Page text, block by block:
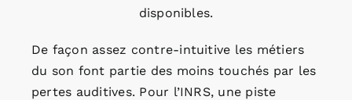
disponibles.
De façon assez contre-intuitive les métiers
du son font partie des moins touchés par les
pertes auditives. Pour l’INRS, une piste